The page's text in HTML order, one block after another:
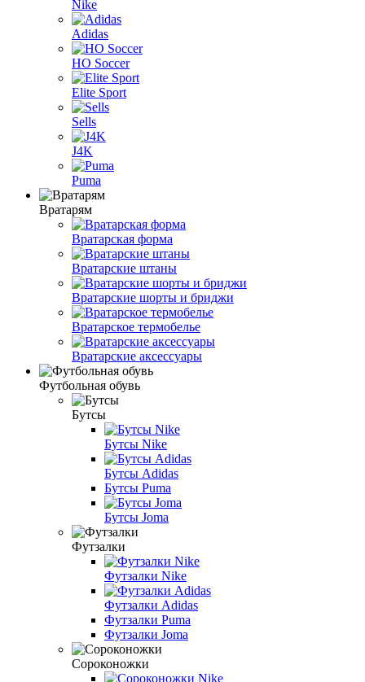
Nike
Adidas
HO Soccer
Elite Sport
Sells
J4K
Puma
Вратарям
Вратарская форма
Вратарские штаны
Вратарские шорты и бриджи
Вратарское термобелье
Вратарские аксессуары
Футбольная обувь
Бутсы
Бутсы Nike
Бутсы Adidas
Бутсы Puma
Бутсы Joma
Футзалки
Футзалки Nike
Футзалки Adidas
Футзалки Puma
Футзалки Joma
Сороконожки